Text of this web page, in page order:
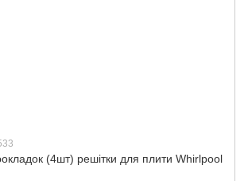
(4шт) решітки для плити Whirlpool